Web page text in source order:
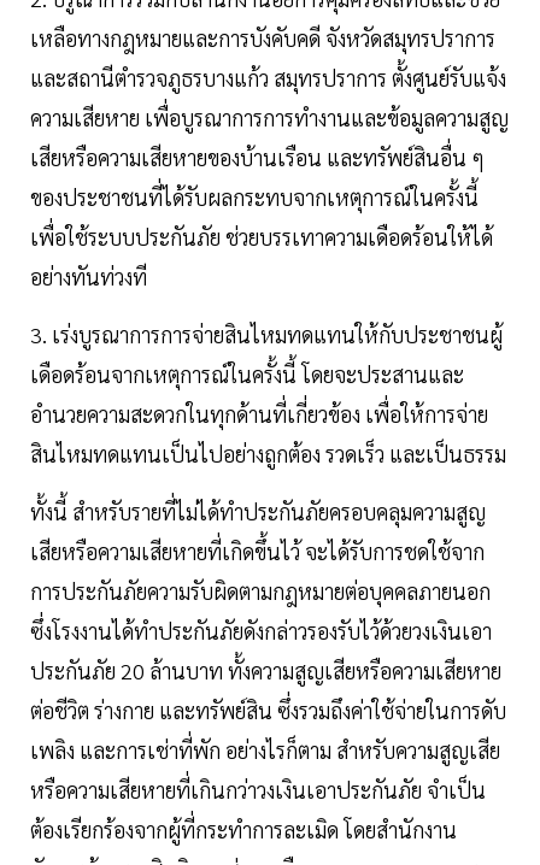
เหลือทางกฎหมายและการบังคับคดี จังหวัดสมุทรปราการ
และสถานีตำรวจภูธรบางแก้ว สมุทรปราการ ตั้งศูนย์รับแจ้ง
ความเสียหาย เพื่อบูรณาการการทำงานและข้อมูลความสูญ
เสียหรือความเสียหายของบ้านเรือน และทรัพย์สินอื่น ๆ
ของประชาชนที่ได้รับผลกระทบจากเหตุการณ์ในครั้งนี้
เพื่อใช้ระบบประกันภัย ช่วยบรรเทาความเดือดร้อนให้ได้
อย่างทันท่วงที
3. เร่งบูรณาการการจ่ายสินไหมทดแทนให้กับประชาชนผู้
เดือดร้อนจากเหตุการณ์ในครั้งนี้ โดยจะประสานและ
อำนวยความสะดวกในทุกด้านที่เกี่ยวข้อง เพื่อให้การจ่าย
สินไหมทดแทนเป็นไปอย่างถูกต้อง รวดเร็ว และเป็นธรรม
ทั้งนี้ สำหรับรายที่ไม่ได้ทำประกันภัยครอบคลุมความสูญ
เสียหรือความเสียหายที่เกิดขึ้นไว้ จะได้รับการชดใช้จาก
การประกันภัยความรับผิดตามกฎหมายต่อบุคคลภายนอก
ซึ่งโรงงานได้ทำประกันภัยดังกล่าวรองรับไว้ด้วยวงเงินเอา
ประกันภัย 20 ล้านบาท ทั้งความสูญเสียหรือความเสียหาย
ต่อชีวิต ร่างกาย และทรัพย์สิน ซึ่งรวมถึงค่าใช้จ่ายในการดับ
เพลิง และการเช่าที่พัก อย่างไรก็ตาม สำหรับความสูญเสีย
หรือความเสียหายที่เกินกว่าวงเงินเอาประกันภัย จำเป็น
ต้องเรียกร้องจากผู้ที่กระทำการละเมิด โดยสำนักงาน